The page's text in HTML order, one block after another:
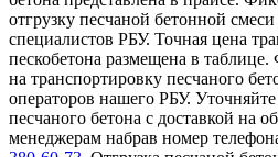
отгрузку песчаной бетонной
специалистов РБУ. Точная цена
пескобетона размещена в
на транспортировку песчаного
операторов нашего РБУ.
песчаного бетона с доставкой на
менеджерам набрав номер